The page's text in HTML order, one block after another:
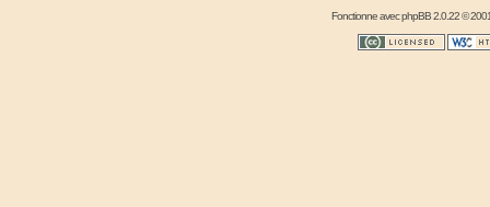
Fonctionne avecphpBB2.0.22 ©